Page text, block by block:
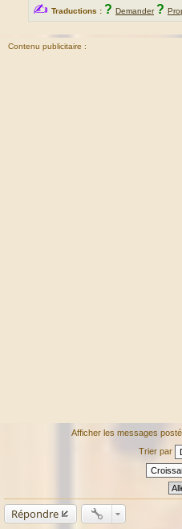
✍ Traductions : ? Demander ?
Contenu publicitaire :
Afficher les messages
Trier par
Répondre